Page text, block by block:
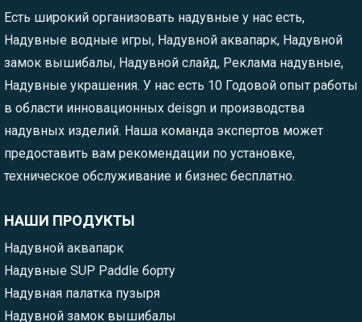
Есть широкий организовать надувные у нас есть,
Надувные водные игры, Надувной аквапарк, Надувной
замок вышибалы, Надувной слайд, Реклама надувные,
Надувные украшения. У нас есть 10 Годовой опыт работы
в области инновационных deisgn и производства
надувных изделий. Наша команда экспертов может
предоставить вам рекомендации по установке,
техническое обслуживание и бизнес бесплатно.
НАШИ ПРОДУКТЫ
Надувной аквапарк
Надувные SUP Paddle борту
Надувная палатка пузыря
Надувной замок вышибалы